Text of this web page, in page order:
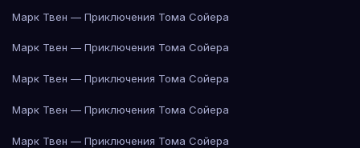
Марк Твен — Приключения Тома Сойера
Марк Твен — Приключения Тома Сойера
Марк Твен — Приключения Тома Сойера
Марк Твен — Приключения Тома Сойера
Марк Твен — Приключения Тома Сойера